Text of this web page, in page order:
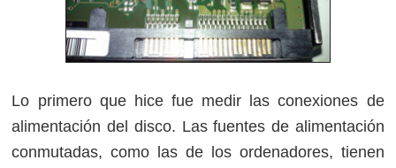
Lo primero que hice fue medir las conexiones de
alimentación del disco. Las fuentes de alimentación
conmutadas, como las de los ordenadores, tienen